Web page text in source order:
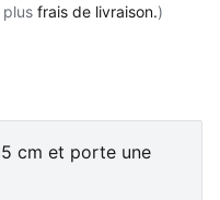
plus frais de livraison.)
cm et porte une